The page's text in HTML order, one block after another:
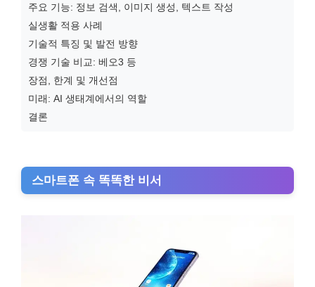
주요 기능: 정보 검색, 이미지 생성, 텍스트 작성
실생활 적용 사례
기술적 특징 및 발전 방향
경쟁 기술 비교: 베오3 등
장점, 한계 및 개선점
미래: AI 생태계에서의 역할
결론
스마트폰 속 똑똑한 비서